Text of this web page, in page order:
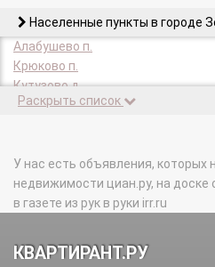
Населенные пункты в городе
Алабушево п.
Крюково п.
Кутузово д.
Малино п.
Раскрыть список
У нас есть объявления, которых
недвижимости циан.ру, на
в газете из рук в руки irr.ru
КВАРТИРАНТ.РУ